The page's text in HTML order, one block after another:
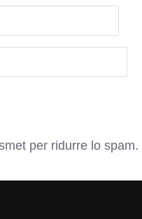
per ridurre lo spam.